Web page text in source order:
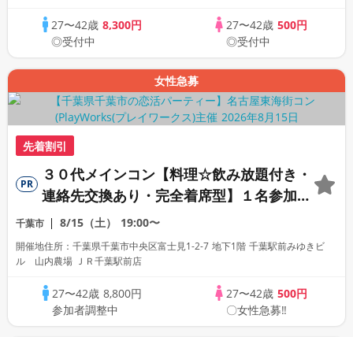
27〜42歳8,300円
◎受付中
27〜42歳 500円
◎受付中
女性急募
先着割引
PR
３０代メインコン【料理☆飲み放題付き・
連絡先交換あり・完全着席型】１名参加多
数・初参加も大歓迎☆
千葉市 8/15（土） 19:00〜
開催地住所：千葉県千葉市中央区富士見1-2-7 地下1階 千葉駅前みゆきビ
ル 山内農場 ＪＲ千葉駅前店
27〜42歳 8,800円
参加者調整中
27〜42歳 500円
〇女性急募‼